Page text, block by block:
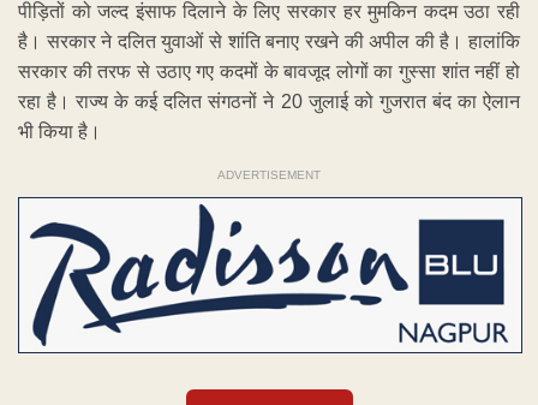
पीड़ितों को जल्द इंसाफ दिलाने के लिए सरकार हर मुमकिन कदम उठा रही
है। सरकार ने दलित युवाओं से शांति बनाए रखने की अपील की है। हालांकि
सरकार की तरफ से उठाए गए कदमों के बावजूद लोगों का गुस्सा शांत नहीं हो
रहा है। राज्य के कई दलित संगठनों ने 20 जुलाई को गुजरात बंद का ऐलान
भी किया है।
ADVERTISEMENT